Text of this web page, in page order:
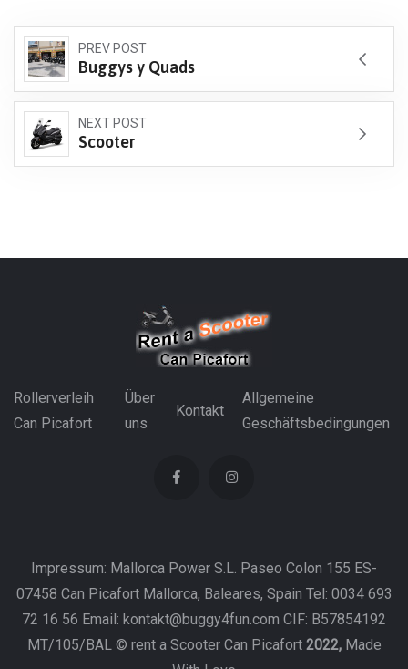
PREV POST
Buggys y Quads
NEXT POST
Scooter
Rollerverleih
Can Picafort
Über
uns
Kontakt
Allgemeine
Geschäftsbedingungen
Impressum: Mallorca Power S.L. Paseo Colon 155 ES-
07458 Can Picafort Mallorca, Baleares, Spain Tel: 0034 693
72 16 56 Email: kontakt@buggy4fun.com CIF: B57854192
MT/105/BAL © rent a Scooter Can Picafort 2022,Made